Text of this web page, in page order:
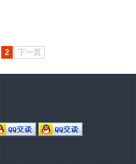
2 下一页